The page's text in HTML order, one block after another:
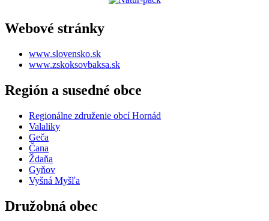
Webové stránky
www.slovensko.sk
www.zskoksovbaksa.sk
Región a susedné obce
Regionálne združenie obcí Hornád
Valaliky
Geča
Čana
Ždaňa
Gyňov
Vyšná Myšľa
Družobná obec